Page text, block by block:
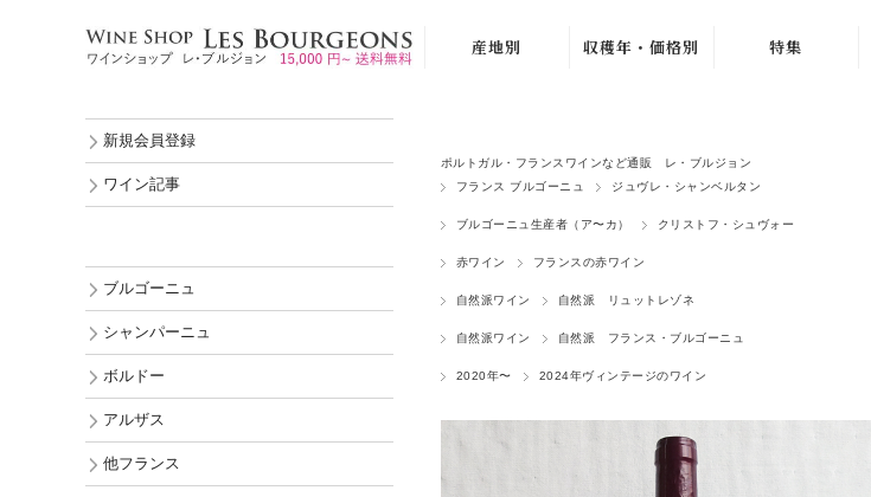
産地別
ボルドー
アルザス
他フランス
イタリア
スペイン
ポルトガル
ドイツ
収穫年・価格別
1990年〜1999年
2000年〜2009年
2010年〜2019年
ノンヴィンテージ
円
5,000円〜9,999
特集
売れ筋ワイン
おすすめワイン
よりどり 4 本、
ポルトガル・フランスワインなど通販 レ・ブルジョン
フランス ブルゴーニュ
ジュヴレ・シャンベルタン
ブルゴーニュ生産者（ア〜カ） クリストフ・シュヴォー
赤ワイン フランスの赤ワイン
自然派ワイン 自然派 リュットレゾネ
自然派ワイン 自然派 フランス・ブルゴーニュ
2020年〜 2024年ヴィンテージのワイン
新規会員登録
ワイン記事
ブルゴーニュ
シャンパーニュ
ボルドー
アルザス
他フランス